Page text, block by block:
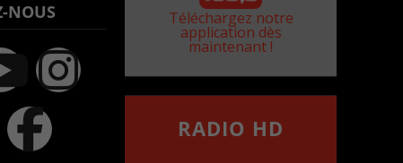
NOUS Téléchargez notre
application dès
maintenant !
RADIO HD